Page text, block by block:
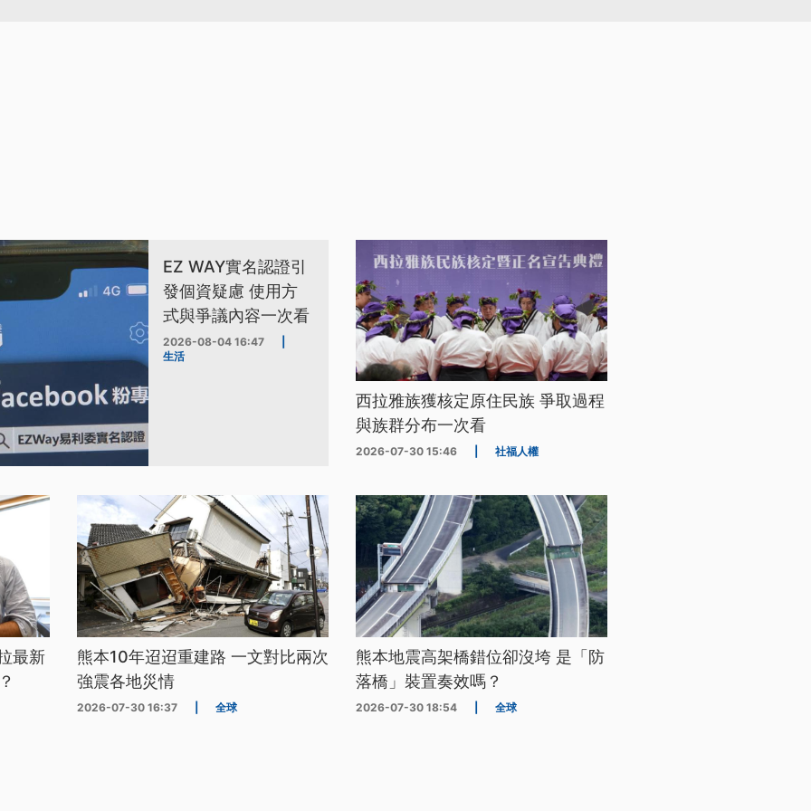
EZ WAY實名認證引
發個資疑慮 使用方
式與爭議內容一次看
2026-08-04 16:47
生活
西拉雅族獲核定原住民族 爭取過程
與族群分布一次看
2026-07-30 15:46 社福人權
最新
熊本10年迢迢重建路 一文對比兩次
強震各地災情
2026-07-30 16:37 全球
熊本地震高架橋錯位卻沒垮 是「防
落橋」裝置奏效嗎？
2026-07-30 18:54 全球